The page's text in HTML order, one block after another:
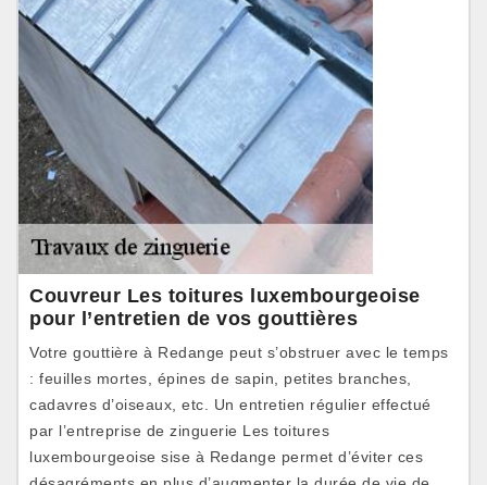
Couvreur Les toitures luxembourgeoise
pour l’entretien de vos gouttières
Votre gouttière à Redange peut s’obstruer avec le temps
: feuilles mortes, épines de sapin, petites branches,
cadavres d’oiseaux, etc. Un entretien régulier effectué
par l’entreprise de zinguerie Les toitures
luxembourgeoise sise à Redange permet d’éviter ces